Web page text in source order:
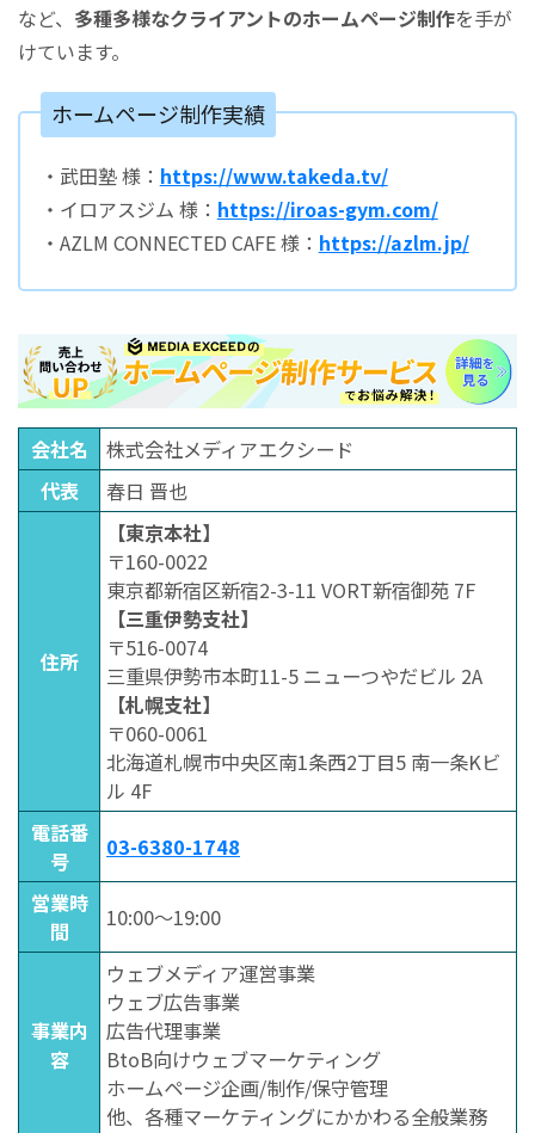
など、 多種多様なクライアントのホームページ制作を手が
けています。
ホームページ制作実績
・武田塾 様： https://www.takeda.tv/
・イロアスジム 様： https://iroas-gym.com/
・AZLM CONNECTED CAFE 様： https://azlm.jp/
会社名
株式会社メディアエクシード
代表
春日 晋也
住所
【東京本社】
〒160-0022
東京都新宿区新宿2-3-11 VORT新宿御苑 7F
【三重伊勢支社】
〒516-0074
三重県伊勢市本町11-5 ニューつやだビル 2A
【札幌支社】
〒060-0061
北海道札幌市中央区南1条西2丁目5 南一条Kビ
ル 4F
電話番
号
03-6380-1748
営業時
間
10:00～19:00
事業内
容
ウェブメディア運営事業
ウェブ広告事業
広告代理事業
BtoB向けウェブマーケティング
ホームページ企画/制作/保守管理
他、各種マーケティングにかかわる全般業務